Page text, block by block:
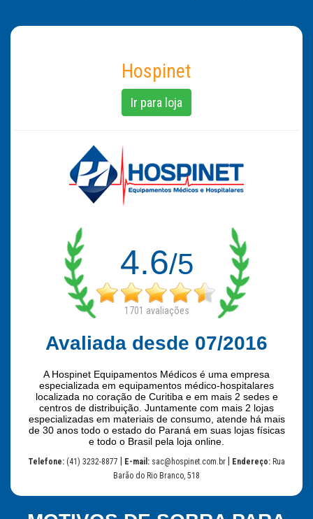
Hospinet
Ir para loja
4.6/5
1701 avaliações
Avaliada desde 07/2016
A Hospinet Equipamentos Médicos é uma empresa
especializada em equipamentos médico-hospitalares
localizada no coração de Curitiba e em mais 2 sedes e
centros de distribuição. Juntamente com mais 2 lojas
especializadas em materiais de consumo, atende há mais
de 30 anos todo o estado do Paraná em suas lojas físicas
e todo o Brasil pela loja online.
Telefone: (41) 3232-8877 E-mail: sac@hospinet.com.br Endereço: Rua
Barão do Rio Branco, 518